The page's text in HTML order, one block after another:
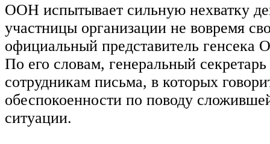
ООН испытывает сильную нехватку
участницы организации не вовремя
официальный представитель
По его словам, генеральный
сотрудникам письма, в которых
обеспокоенности по поводу
ситуации.